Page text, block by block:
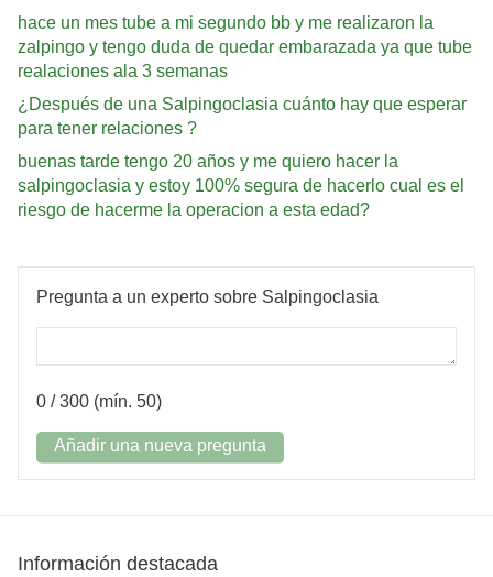
hace un mes tube a mi segundo bb y me realizaron la
zalpingo y tengo duda de quedar embarazada ya que tube
realaciones ala 3 semanas
¿Después de una Salpingoclasia cuánto hay que esperar
para tener relaciones ?
buenas tarde tengo 20 años y me quiero hacer la
salpingoclasia y estoy 100% segura de hacerlo cual es el
riesgo de hacerme la operacion a esta edad?
Pregunta a un experto sobre Salpingoclasia
0 / 300 (mín. 50)
Añadir una nueva pregunta
Información destacada